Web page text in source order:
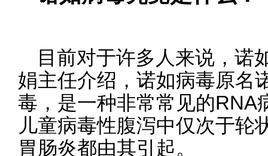
目前对于许多人来说，诺
娟主任介绍，诺如病毒原名
毒，是一种非常常见的RNA
儿童病毒性腹泻中仅次于轮
胃肠炎都由其引起。